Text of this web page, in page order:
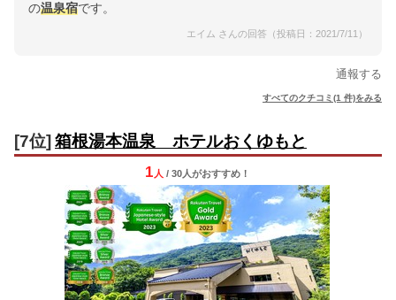
の温泉宿です。
エイム さんの回答（投稿日：2021/7/11）
通報する
すべてのクチコミ(1 件)をみる
[7位] 箱根湯本温泉 ホテルおくゆもと
1 人 / 30人がおすすめ！